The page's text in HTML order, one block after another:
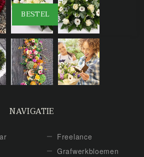
BESTEL
NAVIGATIE
Freelance
Grafwerkbloemen